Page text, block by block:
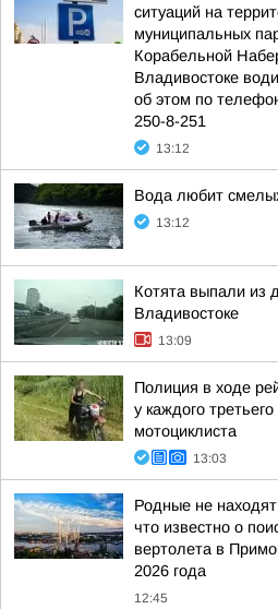
ситуаций на
муниципальных
Корабельной
Владивостоке
об этом по
250-8-251
13:12
Вода любит
13:12
Котята выпали из
Владивостоке
13:09
Полиция в ходе
у каждого
мотоциклиста
13:03
Родные не
что известно о
вертолета в
2026 года
12:45